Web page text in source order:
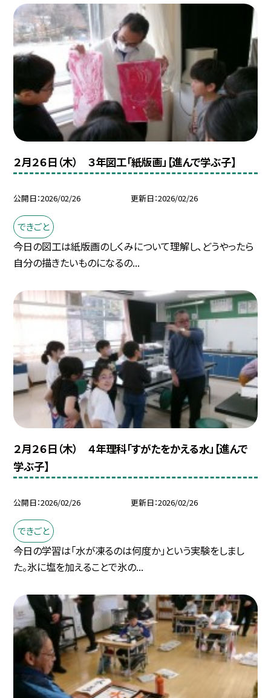
２月２６日（木） ３年図工「紙版画」【進んで学ぶ子】
公開日 2026/02/26 更新日 2026/02/26
できごと
今日の図工は紙版画のしくみについて理解し、どうやったら
自分の描きたいものになるの...
２月２６日（木） ４年理科「すがたをかえる水」【進んで
学ぶ子】
公開日 2026/02/26 更新日 2026/02/26
できごと
今日の学習は「水が凍るのは何度か」という実験をしまし
た。氷に塩を加えることで氷の...